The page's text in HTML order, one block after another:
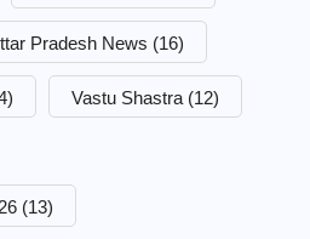
Pradesh News (16)
Vastu Shastra (12)
(13)